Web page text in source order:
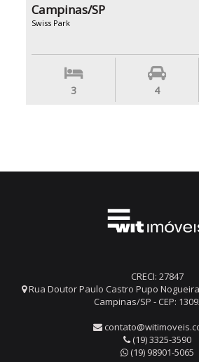
Campinas/SP
Swiss Park
3 4
CRECI: 27847
Rua Doutor Paulo Castro Pupo
Campinas/SP - CEP:
(19) 3325-3590
(19) 98901-5065